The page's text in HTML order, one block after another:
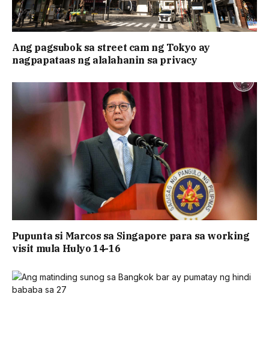
Ang pagsubok sa street cam ng Tokyo ay
nagpapataas ng alalahanin sa privacy
Pupunta si Marcos sa Singapore para sa working
visit mula Hulyo 14-16